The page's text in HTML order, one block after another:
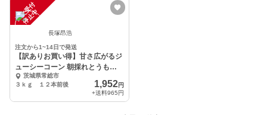
注
文
受
付
停
止
中
長塚昂浩
注文から1~14日で発送
【訳ありお買い得】甘さ広がるジ
ューシーコーン 朝採れとうもろ
こし茨城県常総市
３ｋｇ １２本前後
1,952円
+送料965円